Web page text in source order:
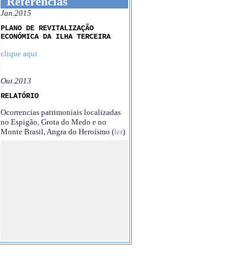
Jan.2015
PLANO DE REVITALIZAÇÃO
ECONÓMICA DA ILHA TERCEIRA
clique aqui
Out.2013
RELATÓRIO
Ocorrencias patrimoniais localizadas
no Espigão, Grota do Medo e no
Monte Brasil, Angra do Heroísmo (ler)